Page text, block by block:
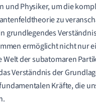
und Physiker, um die
zu
grundlegendes
ermöglicht nicht nur
Welt der subatomaren
Verständnis der
Kräfte, die